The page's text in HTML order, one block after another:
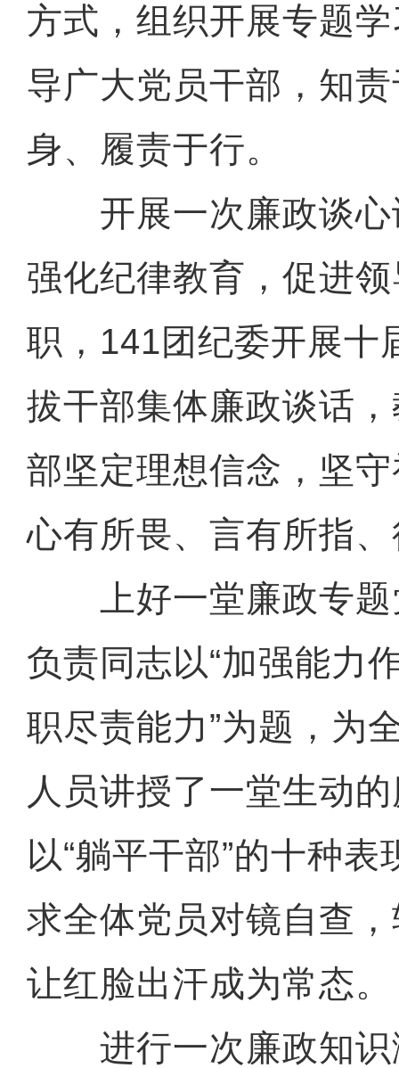
方式，组织开展专题
导广大党员干部，知
身、履责于行。
开展一次廉政谈心
强化纪律教育，促进
职，141团纪委开展十
拔干部集体廉政谈话
部坚定理想信念，坚
心有所畏、言有所指
上好一堂廉政专题
负责同志以“加强能力
职尽责能力”为题，为
人员讲授了一堂生动
以“躺平干部”的十种
求全体党员对镜自查
让红脸出汗成为常态。
进行一次廉政知识